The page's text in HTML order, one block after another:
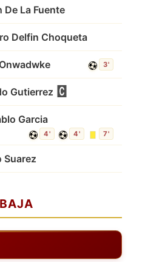
De La Fuente
Delfin Choqueta
3'
Gutierrez
Garcia
4' 4' 7'